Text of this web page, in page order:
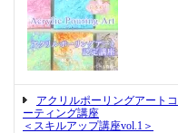
アクリルポーリングアートコ
ーティング講座
＜スキルアップ講座vol.1＞